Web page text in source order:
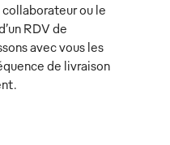
ou le
RDV de
avec vous les
de livraison